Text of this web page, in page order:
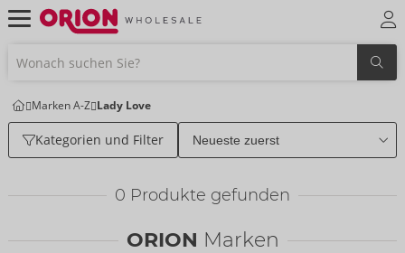
Marken A-Z Lady Love
Kategorien und Filter
0 Produkte gefunden
ORION Marken